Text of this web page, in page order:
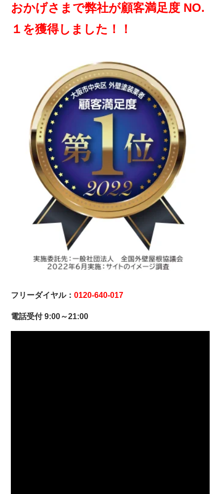
おかげさまで弊社が顧客満足度 NO.
１を獲得しました！！
フリーダイヤル：0120-640-017
電話受付 9:00～21:00